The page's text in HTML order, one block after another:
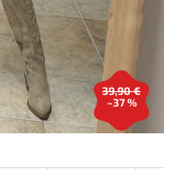
39,90 €
–37 %